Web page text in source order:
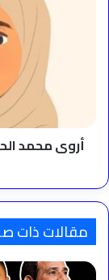
الإنجليزية
أروى محمد
مقالات ذات